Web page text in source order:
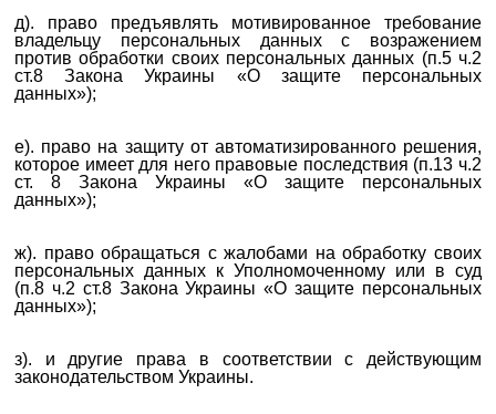
д). право предъявлять мотивированное требование
владельцу персональных данных с возражением
против обработки своих персональных данных (п.5 ч.2
ст.8 Закона Украины «О защите персональных
данных»);
е). право на защиту от автоматизированного решения,
которое имеет для него правовые последствия (п.13 ч.2
ст. 8 Закона Украины «О защите персональных
данных»);
ж). право обращаться с жалобами на обработку своих
персональных данных к Уполномоченному или в суд
(п.8 ч.2 ст.8 Закона Украины «О защите персональных
данных»);
з). и другие права в соответствии с действующим
законодательством Украины.